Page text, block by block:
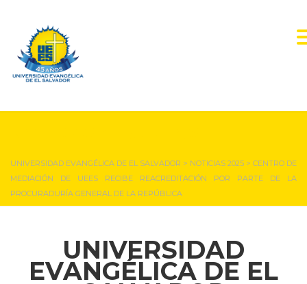
UNIVERSIDAD EVANGÉLICA DE EL SALVADOR > NOTICIAS 2025 > CENTRO DE
MEDIACIÓN DE UEES RECIBE REACREDITACIÓN POR PARTE DE LA
PROCURADURÍA GENERAL DE LA REPÚBLICA
UNIVERSIDAD
EVANGÉLICA DE EL